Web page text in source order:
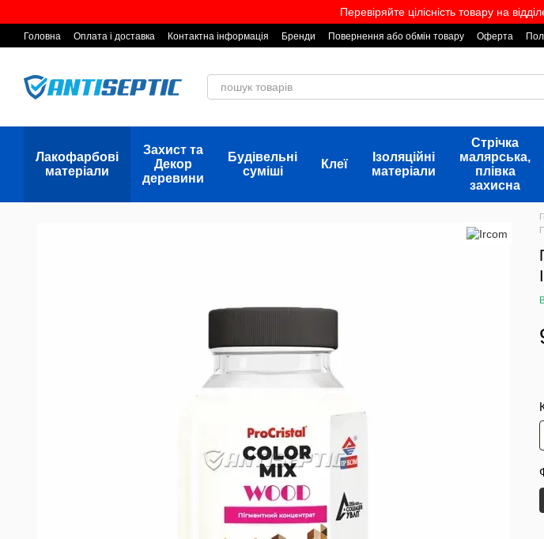
Перевіряйте цілісність товару на
Головна Оплата і доставка Контактна інформація Бренди Повернення або обмін товару Оферта
Лакофарбові
матеріали
Захист та
Декор
деревини
Будівельні
суміші
Клеї
Ізоляційні
матеріали
Стрічка
малярська,
плівка
захисна